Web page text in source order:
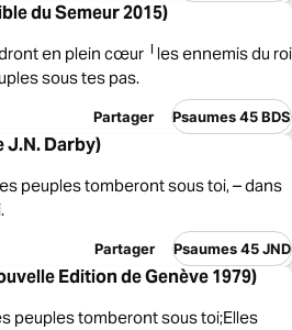
du Semeur 2015)
en plein cœur ╵les ennemis du roi
sous tes pas.
Partager Psaumes 45 BDS
J.N. Darby)
peuples tomberont sous toi, – dans
Partager Psaumes 45 JND
Edition de Genève 1979)
peuples tomberont sous toi;Elles